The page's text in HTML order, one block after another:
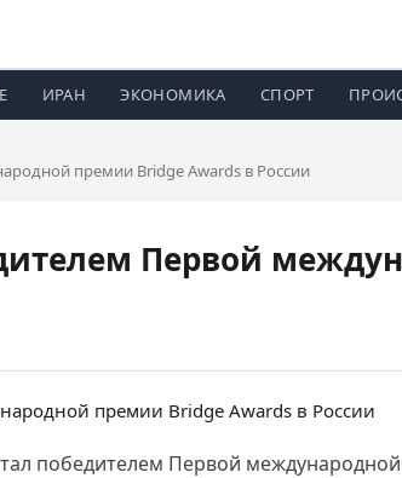
ИРАН ЭКОНОМИКА СПОРТ
премии Bridge Awards в России
Первой
победителем Первой